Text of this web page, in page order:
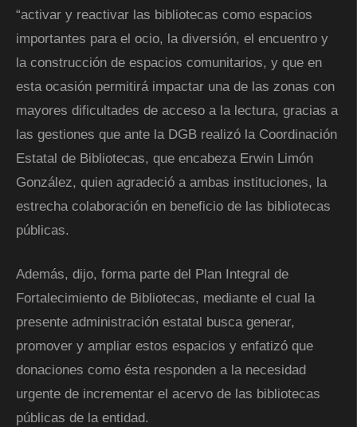
“activar y reactivar las bibliotecas como espacios
importantes para el ocio, la diversión, el encuentro y
la construcción de espacios comunitarios, y que en
esta ocasión permitirá impactar una de las zonas con
mayores dificultades de acceso a la lectura, gracias a
las gestiones que ante la DGB realizó la Coordinación
Estatal de Bibliotecas, que encabeza Erwin Limón
González, quien agradeció a ambas instituciones, la
estrecha colaboración en beneficio de las bibliotecas
públicas.
Además, dijo, forma parte del Plan Integral de
Fortalecimiento de Bibliotecas, mediante el cual la
presente administración estatal busca generar,
promover y ampliar estos espacios y enfatizó que
donaciones como ésta responden a la necesidad
urgente de incrementar el acervo de las bibliotecas
públicas de la entidad.